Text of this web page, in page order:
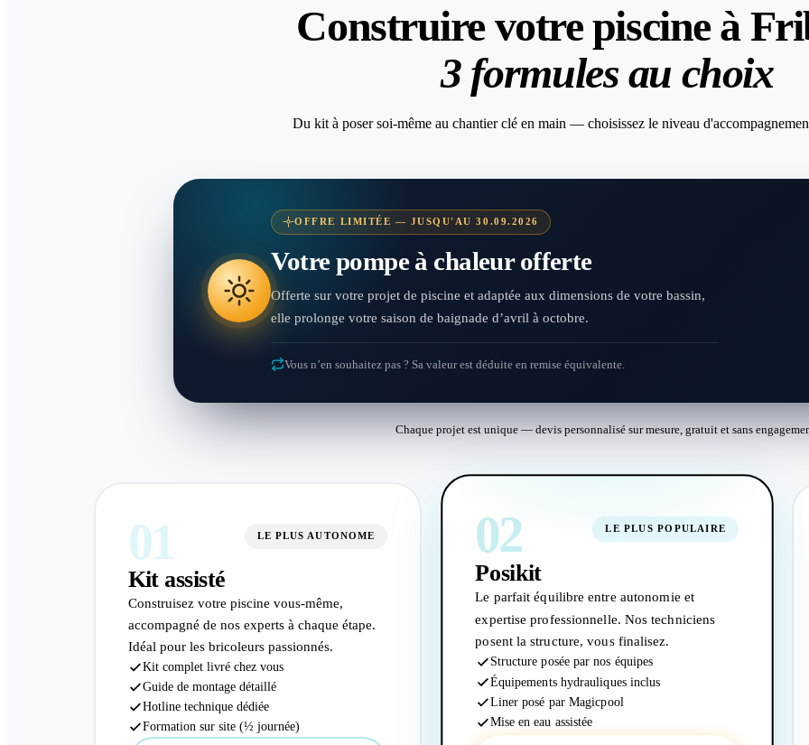
Construire votre piscine à
3 formules au choix
Du kit à poser soi-même au chantier clé en main — choisissez le niveau
OFFRE LIMITÉE — JUSQU'AU 30.09.2026
Votre pompe à chaleur offerte
Offerte sur votre projet de piscine et adaptée aux dimensions de votre bassin,
elle prolonge votre saison de baignade d’avril à octobre.
Vous n’en souhaitez pas ? Sa valeur est déduite en remise équivalente.
Chaque projet est unique — devis personnalisé sur mesure, gratuit et sans
01 LE PLUS AUTONOME
Kit assisté
Construisez votre piscine vous-même,
accompagné de nos experts à chaque étape.
Idéal pour les bricoleurs passionnés.
Kit complet livré chez vous
Guide de montage détaillé
Hotline technique dédiée
Formation sur site (½ journée)
02 LE PLUS POPULAIRE
Posikit
Le parfait équilibre entre autonomie et
expertise professionnelle. Nos techniciens
posent la structure, vous finalisez.
Structure posée par nos équipes
Équipements hydrauliques inclus
Liner posé par Magicpool
Mise en eau assistée